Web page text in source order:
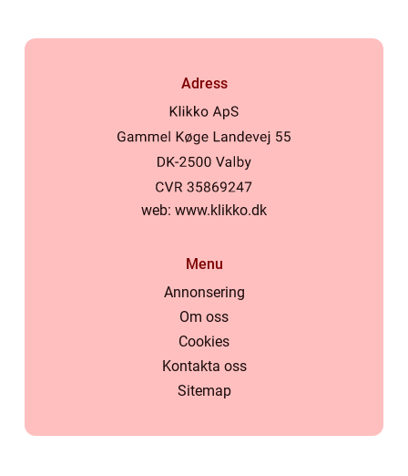
Adress
web: www.klikko.dk
Menu
Annonsering
Om oss
Cookies
Kontakta oss
Sitemap